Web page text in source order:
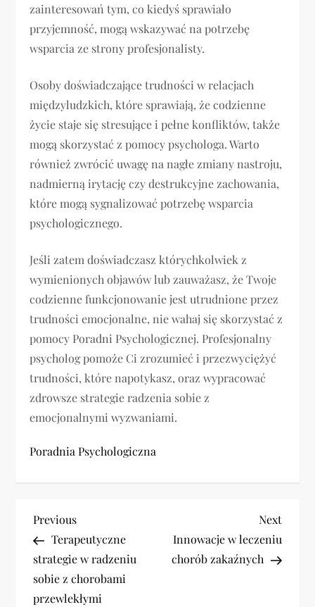
zainteresowań tym, co kiedyś sprawiało
przyjemność, mogą wskazywać na potrzebę
wsparcia ze strony profesjonalisty.
Osoby doświadczające trudności w relacjach
międzyludzkich, które sprawiają, że codzienne
życie staje się stresujące i pełne konfliktów, także
mogą skorzystać z pomocy psychologa. Warto
również zwrócić uwagę na nagłe zmiany nastroju,
nadmierną irytację czy destrukcyjne zachowania,
które mogą sygnalizować potrzebę wsparcia
psychologicznego.
Jeśli zatem doświadczasz którychkolwiek z
wymienionych objawów lub zauważasz, że Twoje
codzienne funkcjonowanie jest utrudnione przez
trudności emocjonalne, nie wahaj się skorzystać z
pomocy Poradni Psychologicznej. Profesjonalny
psycholog pomoże Ci zrozumieć i przezwyciężyć
trudności, które napotykasz, oraz wypracować
zdrowsze strategie radzenia sobie z
emocjonalnymi wyzwaniami.
Poradnia Psychologiczna
N
a
w
Previous
Post
Previous
Terapeutyczne
strategie w radzeniu
sobie z chorobami
przewlekłymi
Next
Post
Next
Innowacje w leczeniu
chorób zakaźnych